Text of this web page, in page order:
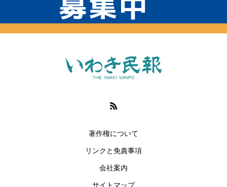
著作権について
リンクと免責事項
会社案内
サイトマップ